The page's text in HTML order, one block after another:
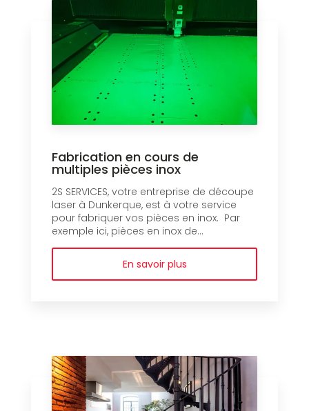
Fabrication en cours de
multiples pièces inox
2S SERVICES, votre entreprise de découpe
laser à Dunkerque, est à votre service
pour fabriquer vos pièces en inox. Par
exemple ici, pièces en inox de...
En savoir plus